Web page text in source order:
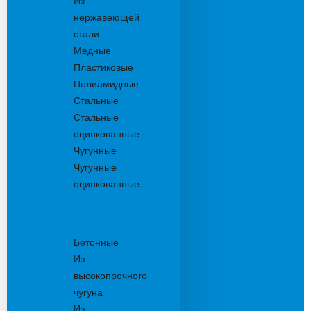
нержавеющей
стали
Медные
Пластиковые
Полиамидные
Стальные
Стальные
оцинкованные
Чугунные
Чугунные
оцинкованные
Бетонные
Из
высокопрочного
чугуна